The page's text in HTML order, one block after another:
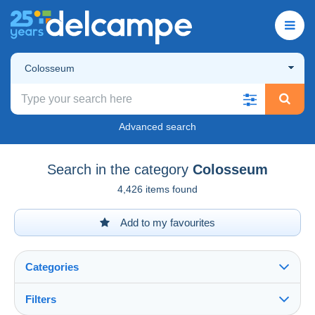
Colosseum
Advanced search
Search in the category Colosseum
4,426 items found
Add to my favourites
Categories
Filters